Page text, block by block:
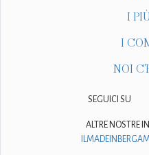
I
I
NOI
SEGUICI SU
ALTRE NOSTRE